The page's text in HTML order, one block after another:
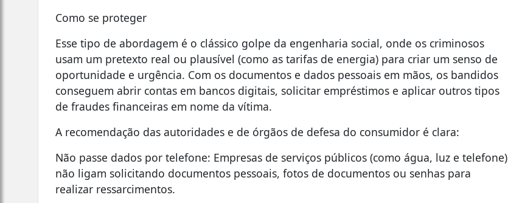
Como se proteger
Esse tipo de abordagem é o clássico golpe da engenharia social, onde os criminosos
usam um pretexto real ou plausível (como as tarifas de energia) para criar um senso de
oportunidade e urgência. Com os documentos e dados pessoais em mãos, os bandidos
conseguem abrir contas em bancos digitais, solicitar empréstimos e aplicar outros tipos
de fraudes financeiras em nome da vítima.
A recomendação das autoridades e de órgãos de defesa do consumidor é clara:
Não passe dados por telefone: Empresas de serviços públicos (como água, luz e telefone)
não ligam solicitando documentos pessoais, fotos de documentos ou senhas para
realizar ressarcimentos.